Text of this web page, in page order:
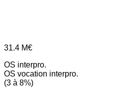
31.4 M€
OS interpro.
OS vocation interpro.
(3 à 8%)